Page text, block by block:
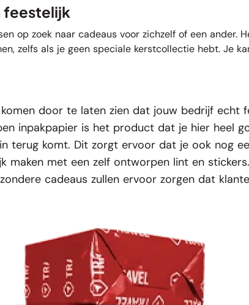
feestelijk
op zoek naar cadeaus voor zichzelf of een
zelfs als je geen speciale kerstcollectie hebt. Je
door te laten zien dat jouw bedrijf
inpakpapier is het product dat je hier heel
terug komt. Dit zorgt ervoor dat je ook nog
maken met een zelf ontworpen lint en stickers
cadeaus zullen ervoor zorgen dat